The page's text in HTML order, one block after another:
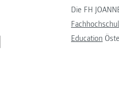
Die FH
Education